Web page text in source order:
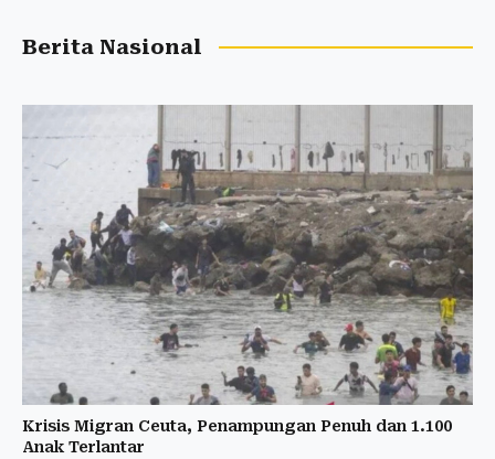
Berita Nasional
Krisis Migran Ceuta, Penampungan Penuh dan 1.100
Anak Terlantar